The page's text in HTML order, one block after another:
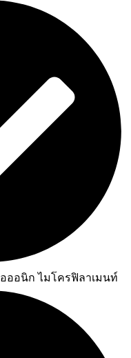
ออนิก ไมโครฟิลาเมนท์